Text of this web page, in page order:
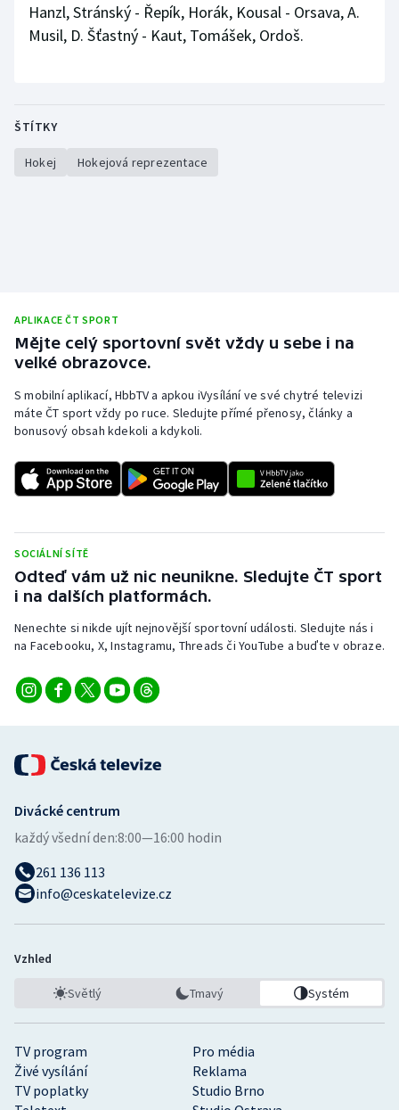
Hanzl, Stránský - Řepík, Horák, Kousal - Orsava, A.
Musil, D. Šťastný - Kaut, Tomášek, Ordoš.
ŠTÍTKY
Hokej Hokejová reprezentace
APLIKACE ČT SPORT
Mějte celý sportovní svět vždy u sebe i na
velké obrazovce.
S mobilní aplikací, HbbTV a apkou iVysílání ve své chytré televizi
máte ČT sport vždy po ruce. Sledujte přímé přenosy, články a
bonusový obsah kdekoli a kdykoli.
SOCIÁLNÍ SÍTĚ
Odteď vám už nic neunikne. Sledujte ČT sport
i na dalších platformách.
Nenechte si nikde ujít nejnovější sportovní události. Sledujte nás i
na Facebooku, X, Instagramu, Threads či YouTube a buďte v obraze.
TV program
Pro média
Živé vysílání
Reklama
TV poplatky
Studio Brno
Divácké centrum
každý všední den:8:00—16:00 hodin
261 136 113
info@ceskatelevize.cz
Vzhled
Světlý Tmavý Systém